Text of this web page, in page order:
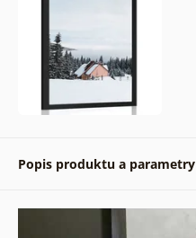
Popis produktu a parametry